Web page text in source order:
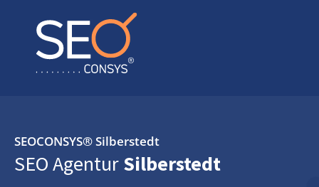
SEOCONSYS®Silberstedt
SEO AgenturSilberstedt